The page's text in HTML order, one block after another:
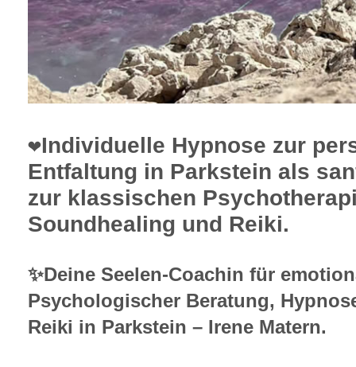
❤️Individuelle Hypnose zur
Entfaltung in Parkstein als
zur klassischen
Soundhealing und Reiki.
✨Deine Seelen-Coachin für
Psychologischer Beratung,
Reiki in Parkstein – Irene Matern.